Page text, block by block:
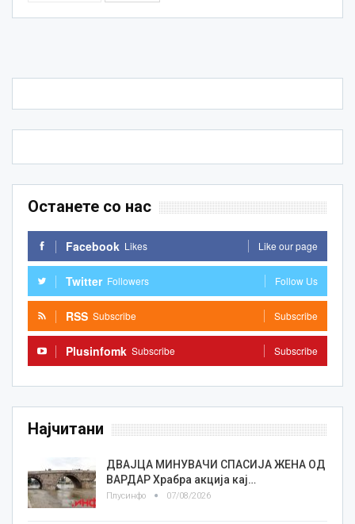
Останете со нас
Facebook Likes Like our page
Twitter Followers Follow Us
RSS Subscribe Subscribe
Plusinfomk Subscribe Subscribe
Најчитани
ДВАЈЦА МИНУВАЧИ СПАСИЈА ЖЕНА ОД
ВАРДАР Храбра акција кај…
Плусинфо 07/08/2026